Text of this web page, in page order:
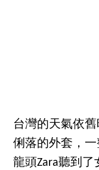
台灣的天氣依
俐落的外套，
龍頭Zara聽到